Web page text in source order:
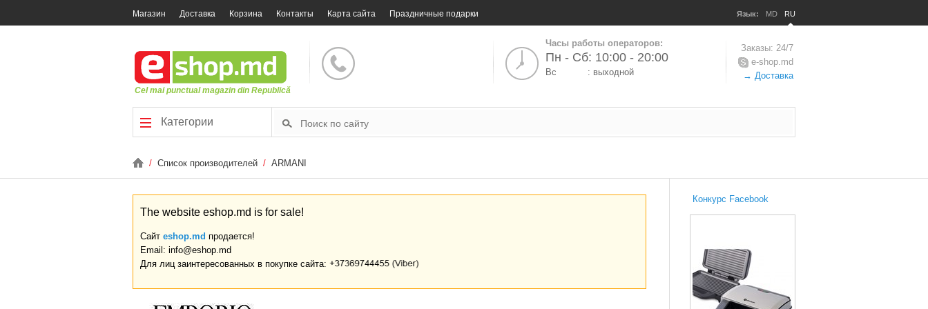
Магазин Доставка Корзина Контакты Карта сайта Праздничные подарки Язык: MD RU
Cel mai punctual magazin din Republică
Часы работы операторов:
Пн - Сб: 10:00 - 20:00
Вс : выходной
Заказы: 24/7
e-shop.md
→ Доставка
Категории
/ Список производителей / ARMANI
The website eshop.md is for sale!
Сайт eshop.md продается!
Email: info@eshop.md
Для лиц заинтересованных в покупке сайта:
Конкурс Facebook